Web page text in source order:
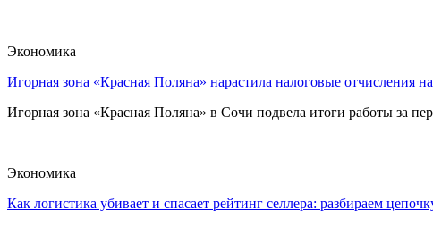
Экономика
Игорная зона «Красная Поляна» нарастила налоговые отчисления
Игорная зона «Красная Поляна» в Сочи подвела итоги работы за
Экономика
Как логистика убивает и спасает рейтинг селлера: разбираем